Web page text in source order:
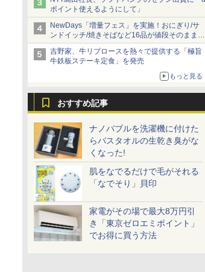
ポイント使えるようにして」
NewDays「増量フェス」を実施！おにぎり/サ
ンドイッチ/焼きそばなど16品が値段そのままで
ボリュームアップ
吉野家、牛リブロースを熱々で提供する「極旨
牛鉄板ステーキ定食」を発売
もっと見る
おすすめ記事
ナノバブルを洗濯機に付けた
らバスタオルの生乾き臭がな
くなった!
肌をなでるだけで毛がそれる
「なでそり」貝印
家電がその場で最大8万円引
き「東京ゼロエミポイント」
でお得に買う方法